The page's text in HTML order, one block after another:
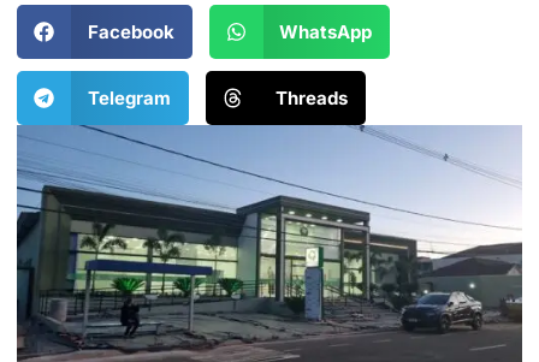
Facebook WhatsApp
Telegram Threads